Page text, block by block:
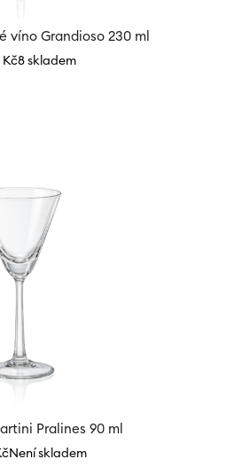
víno Grandioso 230 ml
Kč8 skladem
Pralines 90 ml
Není skladem